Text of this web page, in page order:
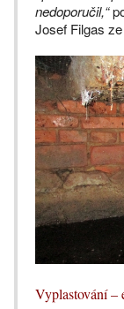
nedoporučil,“
Josef Filgas
Vyplastování –